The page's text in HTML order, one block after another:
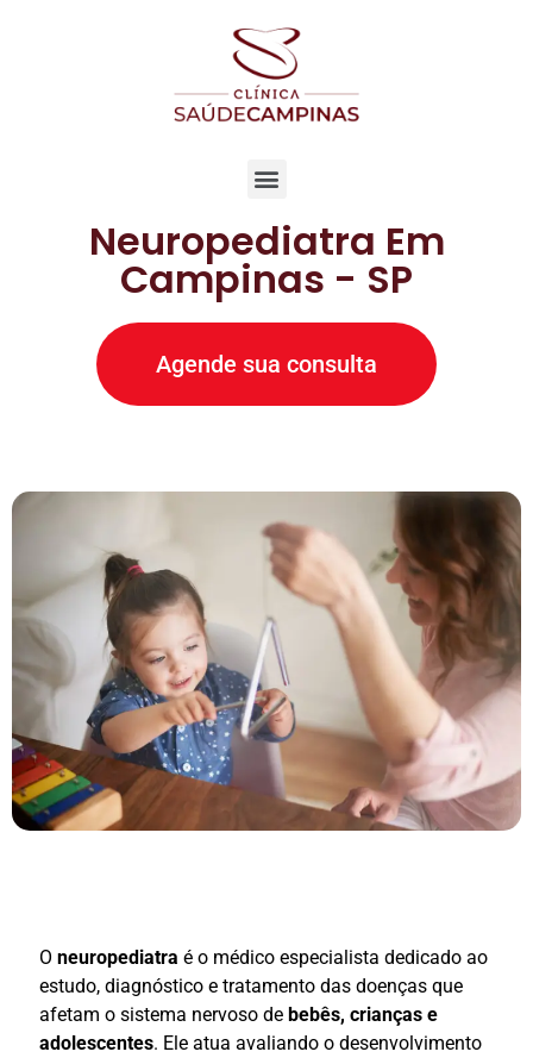
Neuropediatra Em
Campinas - SP
Agende sua consulta
O neuropediatra é o médico especialista dedicado ao
estudo, diagnóstico e tratamento das doenças que
afetam o sistema nervoso de bebês, crianças e
adolescentes. Ele atua avaliando o desenvolvimento